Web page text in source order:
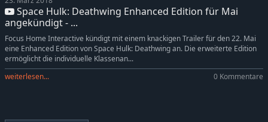
Space Hulk: Deathwing Enhanced Edition für Mai
angekündigt - ...
Focus Home Interactive kündigt mit einem knackigen Trailer für den 22. Mai
eine Enhanced Edition von Space Hulk: Deathwing an. Die erweiterte Edition
ermöglicht die individuelle Klassenan...
weiterlesen...
0 Kommentare